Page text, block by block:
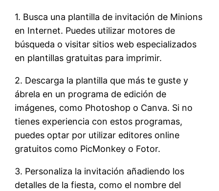
1. Busca una plantilla de invitación de Minions
en Internet. Puedes utilizar motores de
búsqueda o visitar sitios web especializados
en plantillas gratuitas para imprimir.
2. Descarga la plantilla que más te guste y
ábrela en un programa de edición de
imágenes, como Photoshop o Canva. Si no
tienes experiencia con estos programas,
puedes optar por utilizar editores online
gratuitos como PicMonkey o Fotor.
3. Personaliza la invitación añadiendo los
detalles de la fiesta, como el nombre del